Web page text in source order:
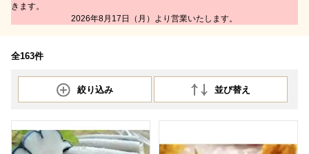
きます。
2026年8月17日（月）より営業いたします。
全163件
絞り込み 並び替え